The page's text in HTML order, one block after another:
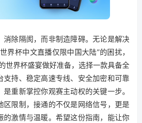
消除隔阂，而非制造障碍。无论是解决
界杯中文直播仅限中国大陆”的困扰，
世界杯盛宴做好准备，选择一款具备全
支持、稳定高速专线、安全加密和可靠
重新掌控你观赛主动权的关键一步。
区限制，接通的不仅是网络信号，更是
的激情与温暖。希望这份指南，能让你